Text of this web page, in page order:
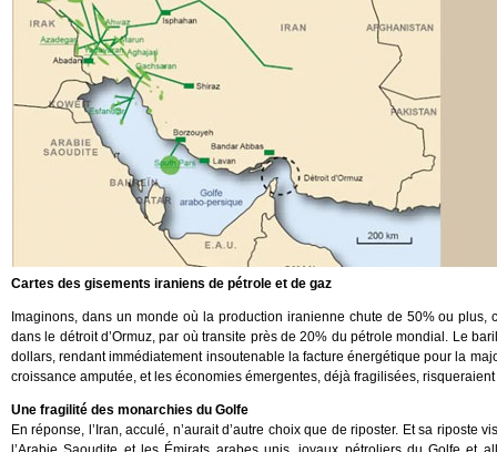
Cartes des gisements iraniens de pétrole et de gaz
Imaginons, dans un monde où la production iranienne chute de 50% ou
dans le détroit d’Ormuz, par où transite près de 20% du pétrole mondial. Le
dollars, rendant immédiatement insoutenable la facture énergétique pour la
croissance amputée, et les économies émergentes, déjà fragilisées,
Une fragilité des monarchies du Golfe
En réponse, l’Iran, acculé, n’aurait d’autre choix que de riposter. Et sa